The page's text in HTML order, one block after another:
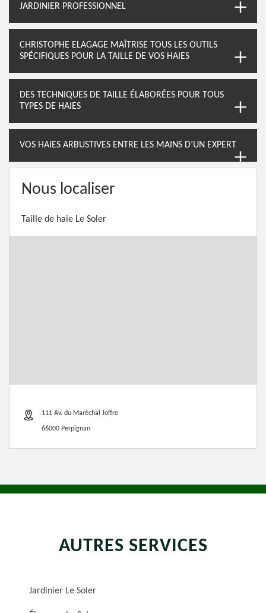
JARDINIER PROFESSIONNEL
CHRISTOPHE ELAGAGE MAÎTRISE TOUS LES OUTILS
SPÉCIFIQUES POUR LA TAILLE DE VOS HAIES
DES TECHNIQUES DE TAILLE ÉLABORÉES POUR TOUS
TYPES DE HAIES
VOS HAIES ARBUSTIVES ENTRE LES MAINS D’UN EXPERT
Nous localiser
Taille de haie Le Soler
111 Av. du Maréchal Joffre
66000 Perpignan
AUTRES SERVICES
Jardinier Le Soler